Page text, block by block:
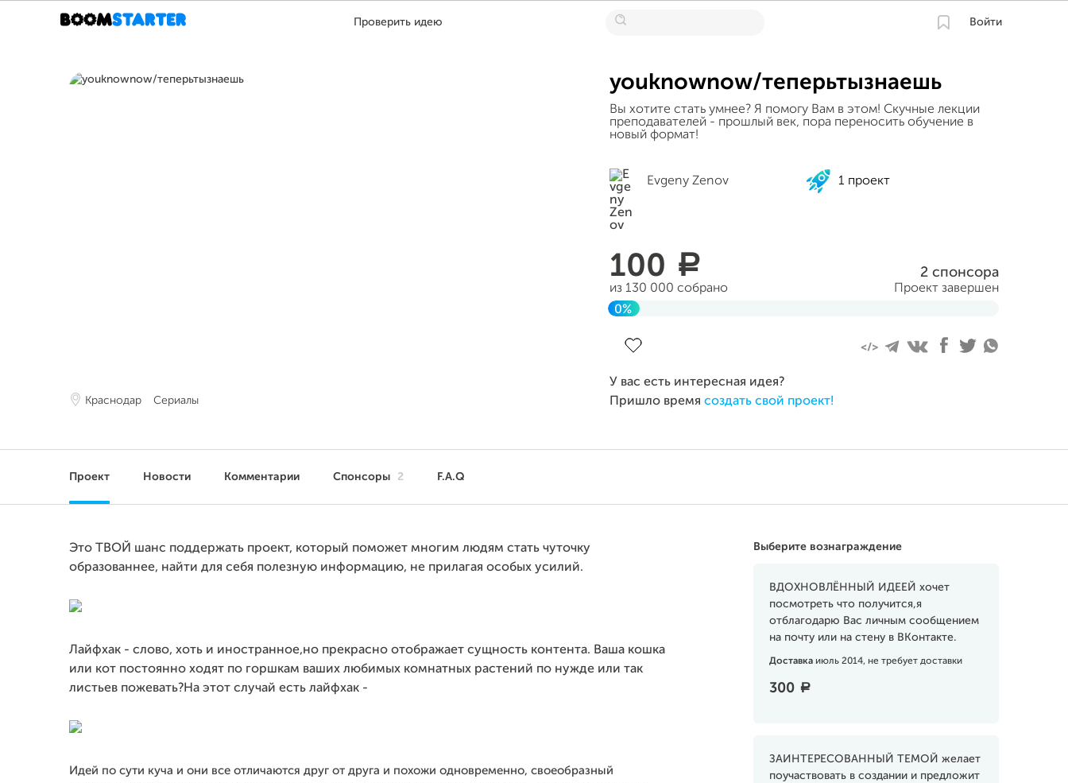
Проверить идею Войти
Краснодар Сериалы
youknownow/теперьтызнаешь
Вы хотите стать умнее? Я помогу Вам в этом! Скучные лекции
преподавателей - прошлый век, пора переносить обучение в
новый формат!
Evgeny Zenov 1 проект
100 a
из 130 000 собрано
2 спонсора
Проект завершен
0%
У вас есть интересная идея?
Пришло время создать свой проект!
Проект Новости Комментарии Спонсоры 2 F.A.Q
Выберите вознаграждение
ВДОХНОВЛЁННЫЙ ИДЕЕЙ хочет
посмотреть что получится,я
отблагодарю Вас личным сообщением
на почту или на стену в ВКонтакте.
Доставка июль 2014, не требует доставки
300 a
ЗАИНТЕРЕСОВАННЫЙ ТЕМОЙ желает
поучаствовать в создании и предложит
Это ТВОЙ шанс поддержать проект, который поможет многим людям стать чуточку
образованнее, найти для себя полезную информацию, не прилагая особых усилий.
Лайфхак - слово, хоть и иностранное,но прекрасно отображает сущность контента. Ваша кошка
или кот постоянно ходят по горшкам ваших любимых комнатных растений по нужде или так
листьев пожевать?На этот случай есть лайфхак -
Идей по сути куча и они все отличаются друг от друга и похожи одновременно, своеобразный